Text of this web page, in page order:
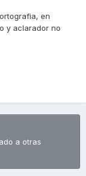
en
y aclarador no
a otras